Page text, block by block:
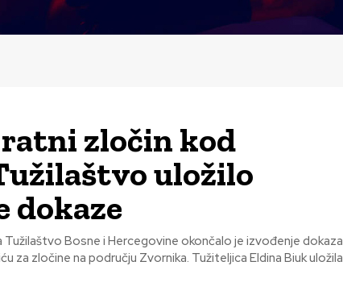
ratni zločin kod
uložilo
dokaze
Tužilaštvo Bosne i Hercegovine okončalo je izvođenje dokaza
području Zvornika. Tužiteljica Eldina Biuk uložila